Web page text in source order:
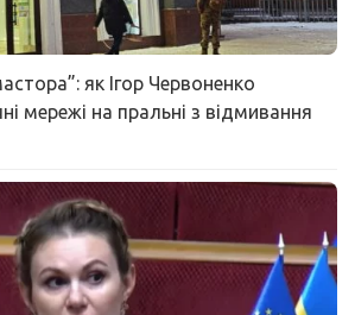
як Ігор Червоненко
мережі на пральні з відмивання